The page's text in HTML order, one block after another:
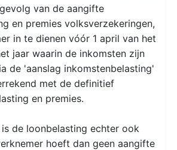
van de aangifte
en premies volksverzekeringen,
in te dienen vóór 1 april van het
jaar waarin de inkomsten zijn
de 'aanslag inkomstenbelasting'
met de definitief
en premies.
de loonbelasting echter ook
hoeft dan geen aangifte